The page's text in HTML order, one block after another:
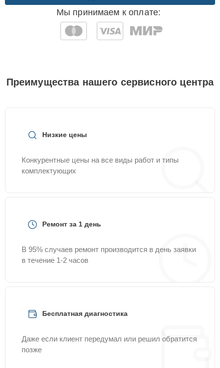
Мы принимаем к оплате:
Преимущества нашего сервисного центра
Низкие цены
Конкурентные цены на все виды работ и типы
комплектующих
Ремонт за 1 день
В 95% случаев ремонт производится в день заявки
в течение 1-2 часов
Бесплатная диагностика
Даже если клиент передумал или решил обратится
позже